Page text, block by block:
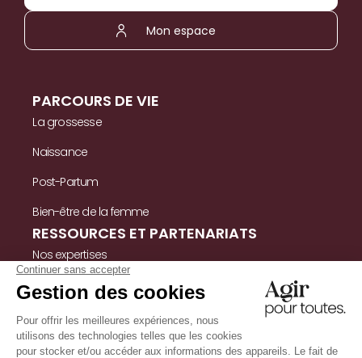
Mon espace
PARCOURS DE VIE
La grossesse
Naissance
Post-Partum
Bien-être de la femme
RESSOURCES ET PARTENARIATS
Nos expertises
Nos ressources
Témoignages
Nous contacter